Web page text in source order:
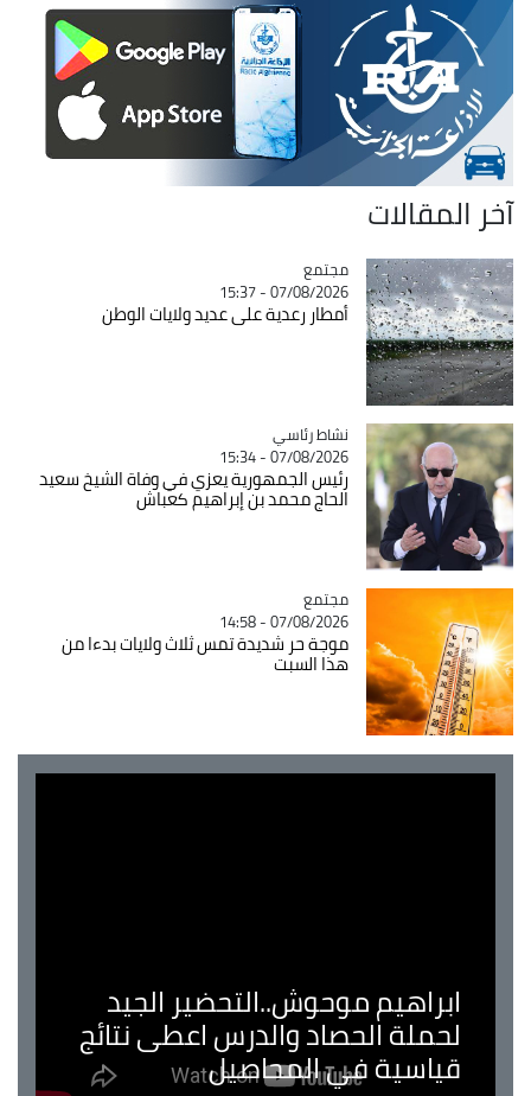
آخر المقالات
Catégorie
مجتمع
07/08/2026 - 15:37
أمطار رعدية على عديد ولايات الوطن
Catégorie
نشاط رئاسي
07/08/2026 - 15:34
رئيس الجمهورية يعزي في وفاة الشيخ سعيد
الحاج محمد بن إبراهيم كعباش
Catégorie
مجتمع
07/08/2026 - 14:58
موجة حر شديدة تمس ثلاث ولايات بدءا من
هذا السبت
ابراهيم موحوش..التحضير الجيد
لحملة الحصاد والدرس اعطى نتائج
قياسية في المحاصيل